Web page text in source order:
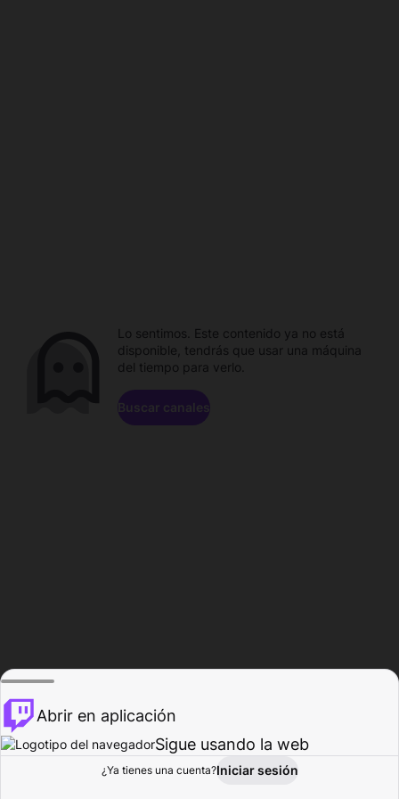
Explorar Actividad
Lo sentimos. Este contenido ya no está
disponible, tendrás que usar una máquina
del tiempo para verlo.
Buscar canales
Abrir en aplicación
Sigue usando la web
¿Ya tienes una cuenta?Iniciar sesión